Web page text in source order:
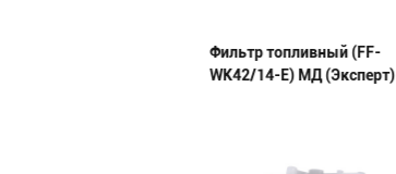
Фильтр топливный (FF-
WK42/14-E) МД (Эксперт)